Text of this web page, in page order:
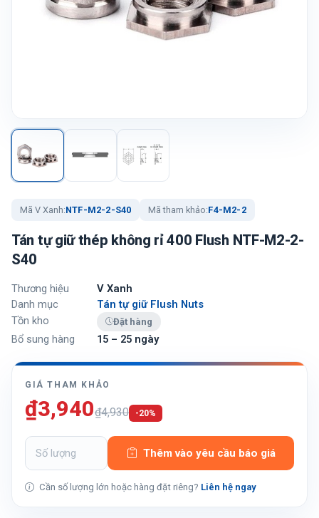
Mã V Xanh:NTF-M2-2-S40 Mã tham khảo:F4-M2-2
Tán tự giữ thép không rỉ 400 Flush NTF-M2-2-
S40
Thương hiệu
V Xanh
Danh mục
Tán tự giữ Flush Nuts
Tồn kho
Đặt hàng
Bổ sung hàng 15 – 25 ngày
GIÁ THAM KHẢO
₫3,940₫4,930 -20%
Thêm vào yêu cầu báo giá
Cần số lượng lớn hoặc hàng đặt riêng? Liên hệ ngay